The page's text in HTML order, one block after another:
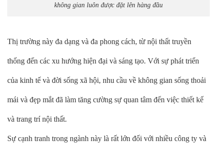
không gian luôn được đặt lên hàng đầu
Thị trường này đa dạng và đa phong cách, từ nội thất truyền
thống đến các xu hướng hiện đại và sáng tạo. Với sự phát triển
của kinh tế và đời sống xã hội, nhu cầu về không gian sống thoải
mái và đẹp mắt đã làm tăng cường sự quan tâm đến việc thiết kế
và trang trí nội thất.
Sự cạnh tranh trong ngành này là rất lớn đối với nhiều công ty và